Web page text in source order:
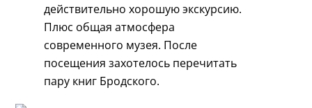
действительно хорошую экскурсию.
Плюс общая атмосфера
современного музея. После
посещения захотелось перечитать
пару книг Бродского.